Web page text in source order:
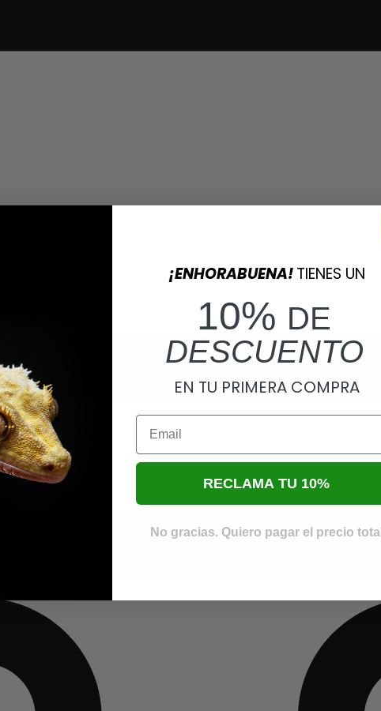
¡ENHORABUENA! TIENES UN
10% DE
DESCUENTO
EN TU PRIMERA COMPRA
Email
RECLAMA TU 10%
No gracias. Quiero pagar el precio total